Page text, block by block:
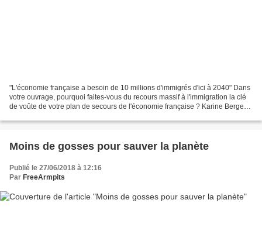
"L'économie française a besoin de 10 millions d'immigrés d'ici à 2040" Dans
votre ouvrage, pourquoi faites-vous du recours massif à l'immigration la clé
de voûte de votre plan de secours de l'économie française ? Karine Berger :
Moins de gosses pour sauver la planète
Publié le 27/06/2018 à 12:16
Par FreeArmpits